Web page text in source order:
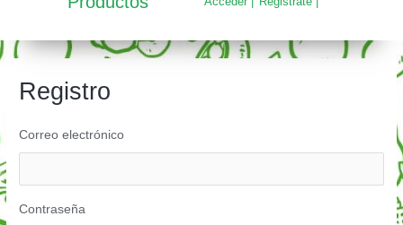
Registro
Correo electrónico
Contraseña